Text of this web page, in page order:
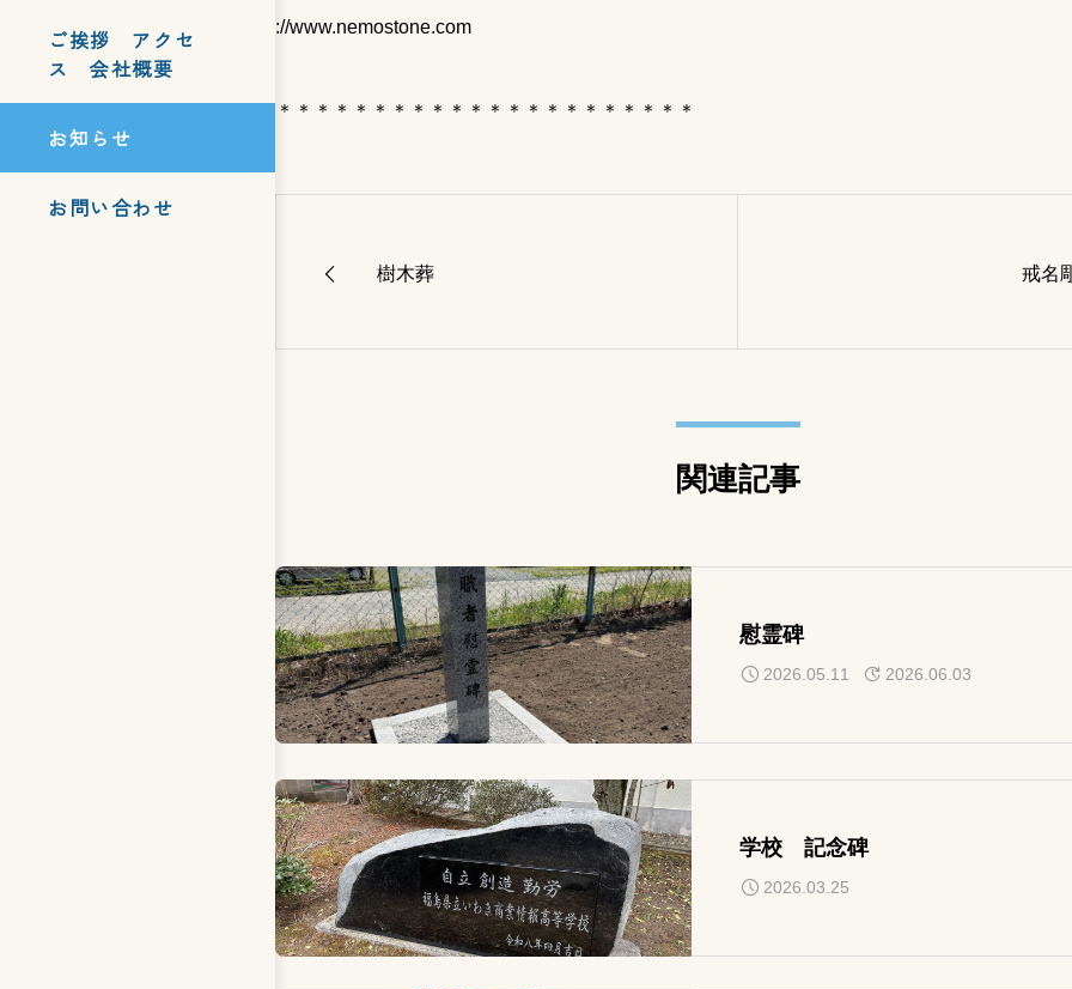
ご挨拶 アクセ
ス 会社概要
お知らせ
お問い合わせ
://www.nemostone.com
＊＊＊＊＊＊＊＊＊＊＊＊＊＊＊＊＊＊＊＊＊＊
樹木葬 戒名
関連記事
慰霊碑
2026.05.11 2026.06.03
学校 記念碑
2026.03.25